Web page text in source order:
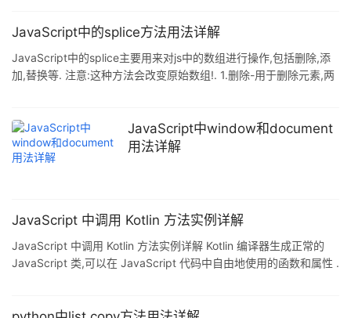
array.splice(0,1,2) result:2,2,3,4,5 2.var array = new
JavaScript中的splice方法用法详解
JavaScript中的splice主要用来对js中的数组进行操作,包括删除,添
加,替换等. 注意:这种方法会改变原始数组!. 1.删除-用于删除元素,两
入位置),第二个参数(0),第三个参数(插入的项) 3.替换-向数组指定位
置插入任意项元素,同时删除任意数量的项,三个参数.第一个参数(起
始位置),第二个参数(删除的项数),第三个参数(插入任意数量的项) 示
JavaScript中window和document
用法详解
JavaScript 中调用 Kotlin 方法实例详解
JavaScript 中调用 Kotlin 方法实例详解 Kotlin 编译器生成正常的
JavaScript 类,可以在 JavaScript 代码中自由地使用的函数和属性 .
明的对象 .所以如果你把模块命名为 myModule,那么所有的声明都